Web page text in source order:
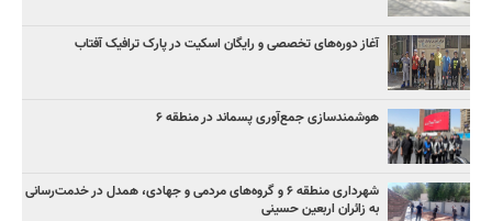
آغاز دوره‌های تخصصی و رایگان اسکیت در پارک ترافیک آفتاب
هوشمندسازی جمع‌آوری پسماند در منطقه ۶
شهرداری منطقه ۶ و گروه‌های مردمی و جهادی، همدل در خدمت‌رسانی
به زائران اربعین حسینی